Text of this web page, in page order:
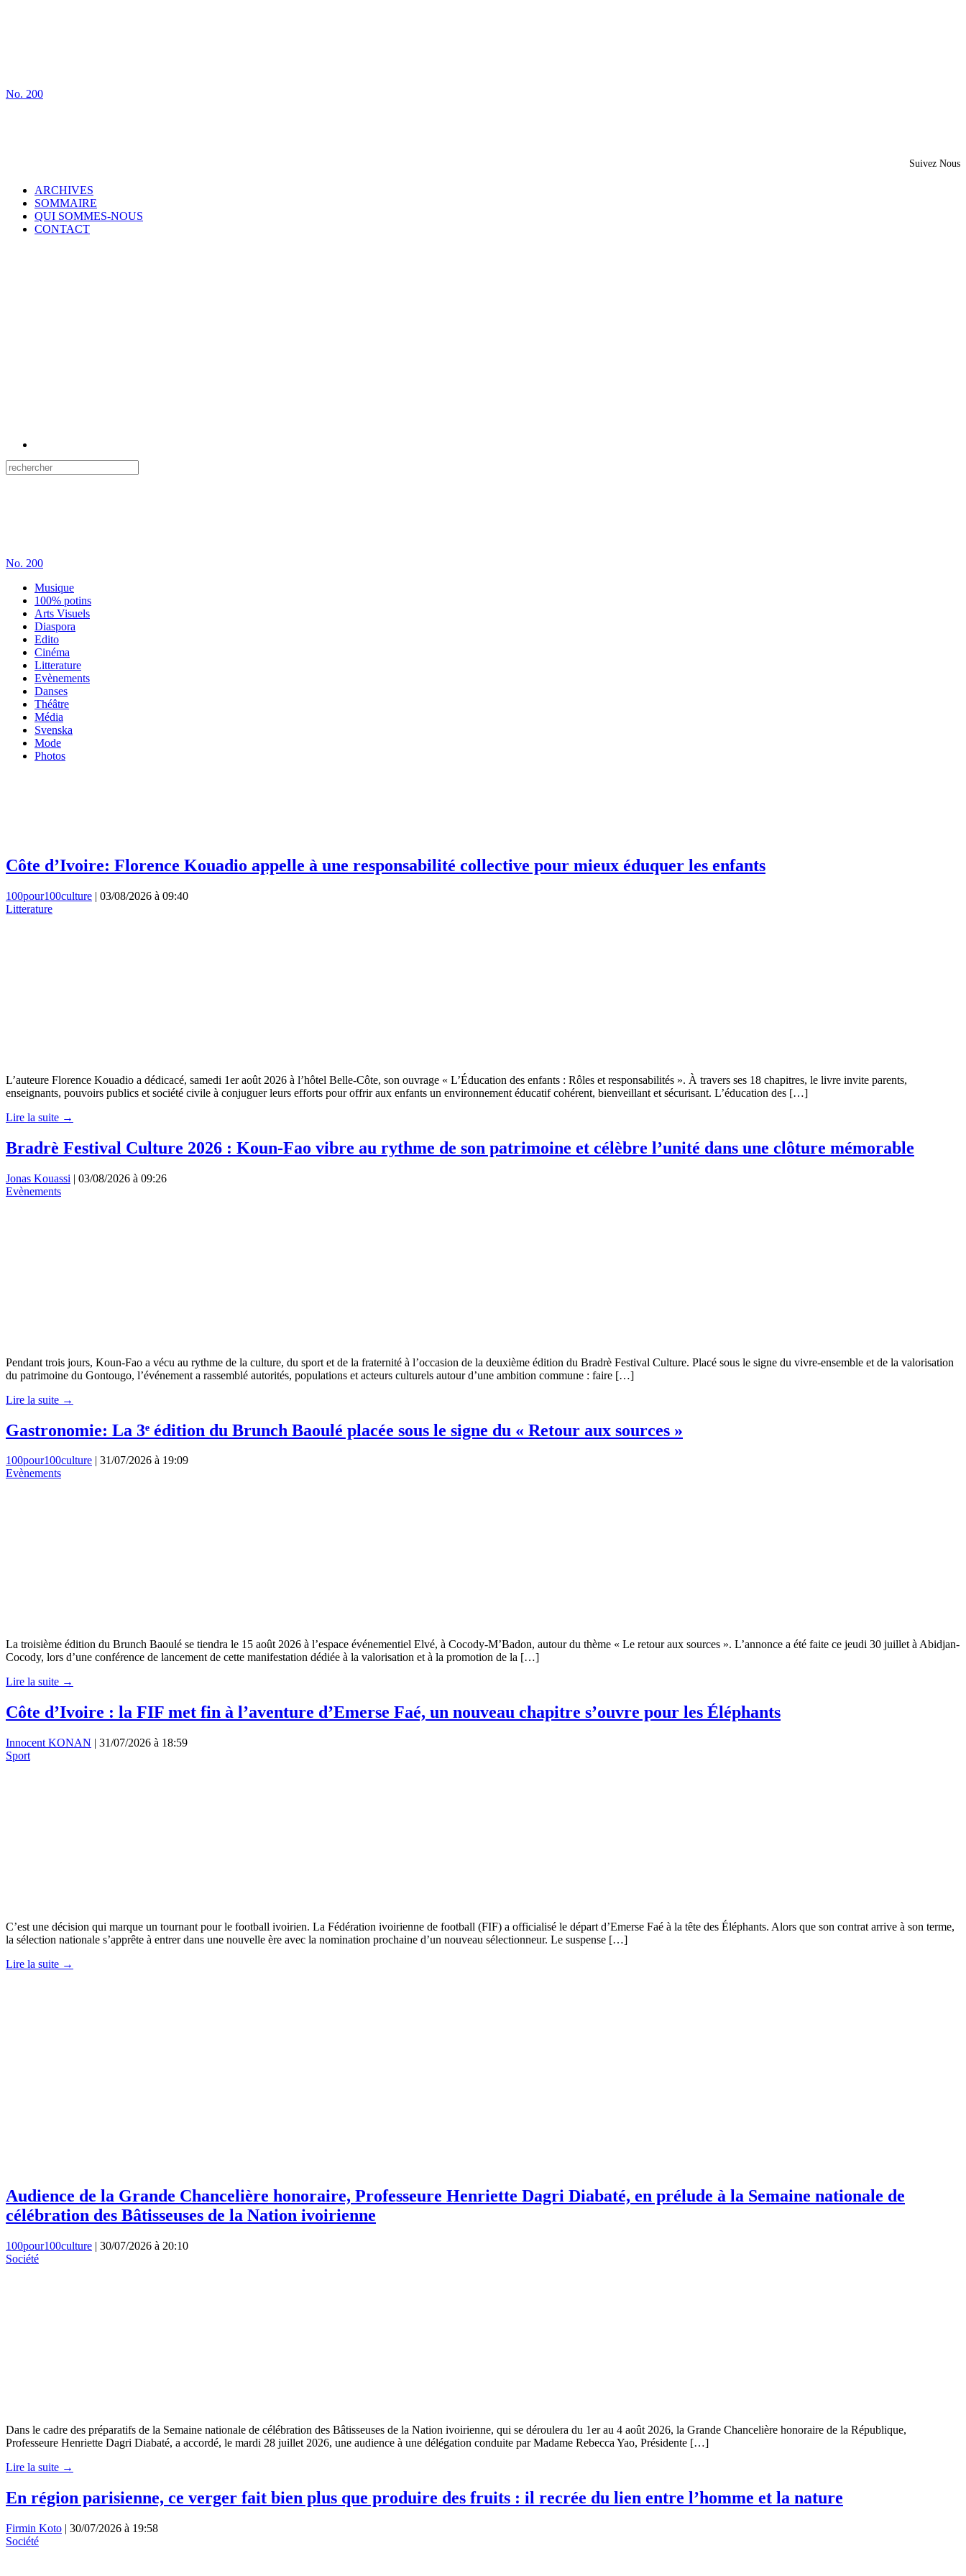
No. 200
Suivez Nous
ARCHIVES
SOMMAIRE
QUI SOMMES-NOUS
CONTACT
No. 200
Musique
100% potins
Arts Visuels
Diaspora
Edito
Cinéma
Litterature
Evènements
Danses
Théâtre
Média
Svenska
Mode
Photos
Côte d’Ivoire: Florence Kouadio appelle à une responsabilité collective pour mieux éduquer les enfants
100pour100culture | 03/08/2026 à 09:40
Litterature
L’auteure Florence Kouadio a dédicacé, samedi 1er août 2026 à l’hôtel Belle-Côte, son ouvrage « L’Éducation des enfants : Rôles et responsabilités ». À travers ses 18 chapitres, le livre invite parents,
enseignants, pouvoirs publics et société civile à conjuguer leurs efforts pour offrir aux enfants un environnement éducatif cohérent, bienveillant et sécurisant. L’éducation des […]
Lire la suite →
Bradrè Festival Culture 2026 : Koun-Fao vibre au rythme de son patrimoine et célèbre l’unité dans une clôture mémorable
Jonas Kouassi | 03/08/2026 à 09:26
Evènements
Pendant trois jours, Koun-Fao a vécu au rythme de la culture, du sport et de la fraternité à l’occasion de la deuxième édition du Bradrè Festival Culture. Placé sous le signe du vivre-ensemble et de la valorisation
du patrimoine du Gontougo, l’événement a rassemblé autorités, populations et acteurs culturels autour d’une ambition commune : faire […]
Lire la suite →
Gastronomie: La 3ᵉ édition du Brunch Baoulé placée sous le signe du « Retour aux sources »
100pour100culture | 31/07/2026 à 19:09
Evènements
La troisième édition du Brunch Baoulé se tiendra le 15 août 2026 à l’espace événementiel Elvé, à Cocody-M’Badon, autour du thème « Le retour aux sources ». L’annonce a été faite ce jeudi 30 juillet à Abidjan-
Cocody, lors d’une conférence de lancement de cette manifestation dédiée à la valorisation et à la promotion de la […]
Lire la suite →
Côte d’Ivoire : la FIF met fin à l’aventure d’Emerse Faé, un nouveau chapitre s’ouvre pour les Éléphants
Innocent KONAN | 31/07/2026 à 18:59
Sport
C’est une décision qui marque un tournant pour le football ivoirien. La Fédération ivoirienne de football (FIF) a officialisé le départ d’Emerse Faé à la tête des Éléphants. Alors que son contrat arrive à son terme,
la sélection nationale s’apprête à entrer dans une nouvelle ère avec la nomination prochaine d’un nouveau sélectionneur. Le suspense […]
Lire la suite →
Audience de la Grande Chancelière honoraire, Professeure Henriette Dagri Diabaté, en prélude à la Semaine nationale de
célébration des Bâtisseuses de la Nation ivoirienne
100pour100culture | 30/07/2026 à 20:10
Société
Dans le cadre des préparatifs de la Semaine nationale de célébration des Bâtisseuses de la Nation ivoirienne, qui se déroulera du 1er au 4 août 2026, la Grande Chancelière honoraire de la République,
Professeure Henriette Dagri Diabaté, a accordé, le mardi 28 juillet 2026, une audience à une délégation conduite par Madame Rebecca Yao, Présidente […]
Lire la suite →
En région parisienne, ce verger fait bien plus que produire des fruits : il recrée du lien entre l’homme et la nature
Firmin Koto | 30/07/2026 à 19:58
Société